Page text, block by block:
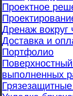
Проектное
Дренаж вокруг
Доставка и
Портфолио
выполненных